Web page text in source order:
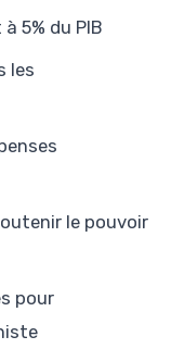
5% du PIB
les
le pouvoir
pour